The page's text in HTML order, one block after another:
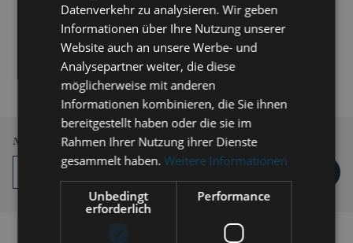
319,00 € *
Lieferzeit 3-5 Werktage
Menge
Auf die Vergleichsliste setzen
Datenverkehr zu analysieren. Wir geben
Informationen über Ihre Nutzung unserer
Website auch an unsere Werbe- und
Analysepartner weiter, die diese
möglicherweise mit anderen
Informationen kombinieren, die Sie ihnen
bereitgestellt haben oder die sie im
Rahmen Ihrer Nutzung ihrer Dienste
gesammelt haben.Weitere Informationen
Unbedingt
erforderlich
Performance